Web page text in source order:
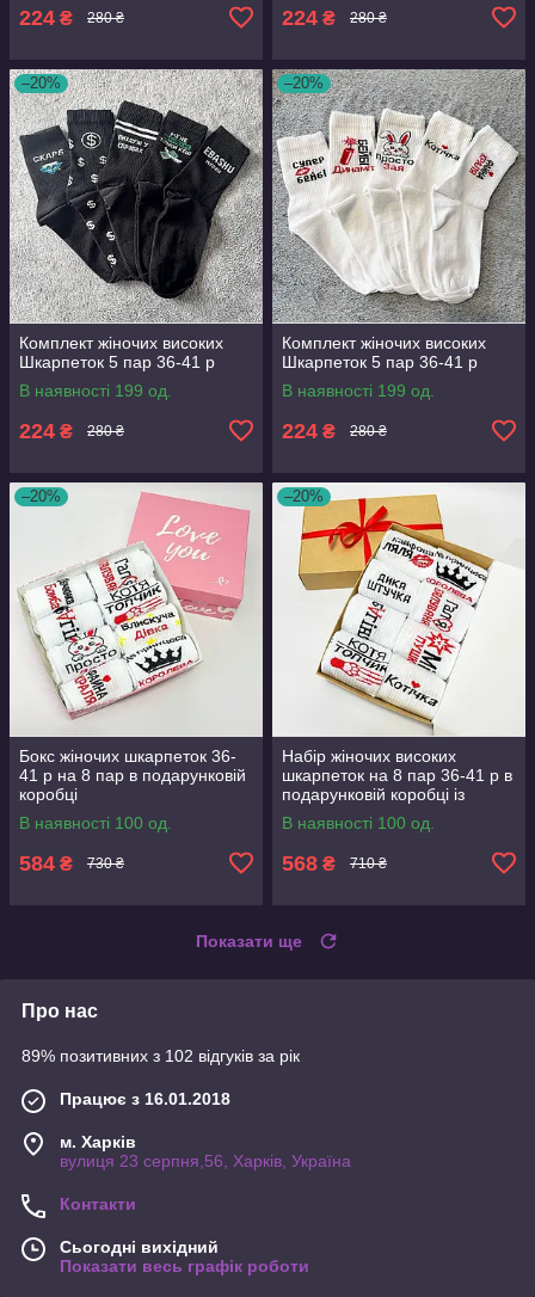
224 ₴ 280 ₴ 224 ₴ 280 ₴
–20%
Комплект жіночих високих
Шкарпеток 5 пар 36-41 р
В наявності 199 од.
224 ₴ 280 ₴
–20%
Комплект жіночих високих
Шкарпеток 5 пар 36-41 р
В наявності 199 од.
224 ₴ 280 ₴
–20%
Бокс жіночих шкарпеток 36-
41 р на 8 пар в подарунковій
коробці
В наявності 100 од.
584 ₴ 730 ₴
–20%
Набір жіночих високих
шкарпеток на 8 пар 36-41 р в
подарунковій коробці із
стрічкою
В наявності 100 од.
568 ₴ 710 ₴
Показати ще
Про нас
89% позитивних з 102 відгуків за рік
Працює з 16.01.2018
м. Харків
вулиця 23 серпня,56, Харків, Україна
Контакти
Сьогодні вихідний
Показати весь графік роботи